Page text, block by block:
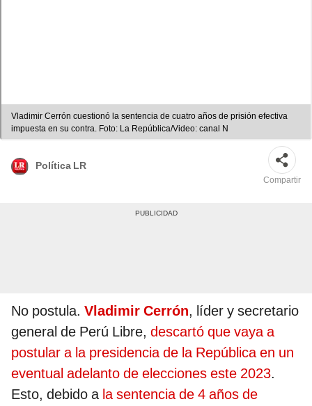
Vladimir Cerrón cuestionó la sentencia de cuatro años de prisión efectiva
impuesta en su contra. Foto: La República/Video: canal N
Política LR
Compartir
No postula. Vladimir Cerrón, líder y secretario
general de Perú Libre, descartó que vaya a
postular a la presidencia de la República en un
eventual adelanto de elecciones este 2023.
Esto, debido a la sentencia de 4 años de